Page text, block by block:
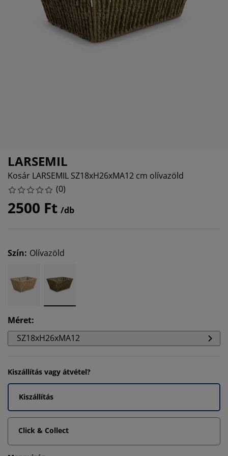
és kiegészítők
világítás
LARSEMIL
Kosár LARSEMIL SZ18xH26xMA12 cm olívazöld
(0)
2500 Ft /db
Szín: Olívazöld
Méret:
SZ18xH26xMA12
Kiszállítás vagy átvétel?
Kiszállítás
Click & Collect